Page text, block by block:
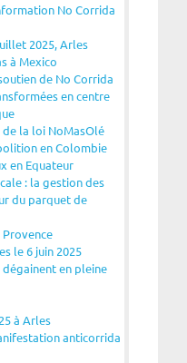
No Corrida
2025, Arles
à Mexico
de No Corrida
en centre
la loi NoMasOlé
en Colombie
en Equateur
: la gestion des
du parquet de
le 6 juin 2025
en pleine
à Arles
anticorrida